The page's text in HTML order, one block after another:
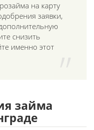
на карту
заявки,
снизить
именно этот
займа